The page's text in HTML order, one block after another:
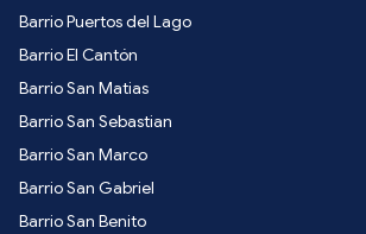
Barrio Puertos del Lago
Barrio El Cantón
Barrio San Matias
Barrio San Sebastian
Barrio San Marco
Barrio San Gabriel
Barrio San Benito